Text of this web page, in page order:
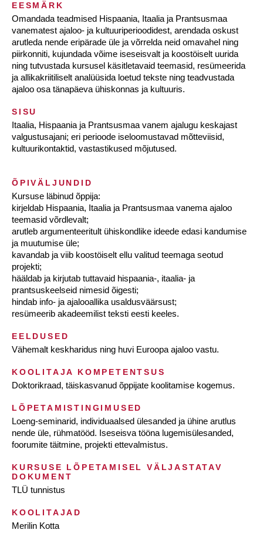
EESMÄRK
Omandada teadmised Hispaania, Itaalia ja Prantsusmaa
vanematest ajaloo- ja kultuuriperioodidest, arendada oskust
arutleda nende eripärade üle ja võrrelda neid omavahel ning
piirkonniti, kujundada võime iseseisvalt ja koostöiselt uurida
ning tutvustada kursusel käsitletavaid teemasid, resümeerida
ja allikakriitiliselt analüüsida loetud tekste ning teadvustada
ajaloo osa tänapäeva ühiskonnas ja kultuuris.
SISU
Itaalia, Hispaania ja Prantsusmaa vanem ajalugu keskajast
valgustusajani; eri perioode iseloomustavad mõtteviisid,
kultuurikontaktid, vastastikused mõjutused.
ÕPIVÄLJUNDID
Kursuse läbinud õppija:
kirjeldab Hispaania, Itaalia ja Prantsusmaa vanema ajaloo
teemasid võrdlevalt;
arutleb argumenteeritult ühiskondlike ideede edasi kandumise
ja muutumise üle;
kavandab ja viib koostöiselt ellu valitud teemaga seotud
projekti;
hääldab ja kirjutab tuttavaid hispaania-, itaalia- ja
prantsuskeelseid nimesid õigesti;
hindab info- ja ajalooallika usaldusväärsust;
resümeerib akadeemilist teksti eesti keeles.
EELDUSED
Vähemalt keskharidus ning huvi Euroopa ajaloo vastu.
KOOLITAJA KOMPETENTSUS
Doktorikraad, täiskasvanud õppijate koolitamise kogemus.
LÕPETAMISTINGIMUSED
Loeng-seminarid, individuaalsed ülesanded ja ühine arutlus
nende üle, rühmatööd. Iseseisva tööna lugemisülesanded,
foorumite täitmine, projekti ettevalmistus.
KURSUSE LÕPETAMISEL VÄLJASTATAV
DOKUMENT
TLÜ tunnistus
KOOLITAJAD
Merilin Kotta